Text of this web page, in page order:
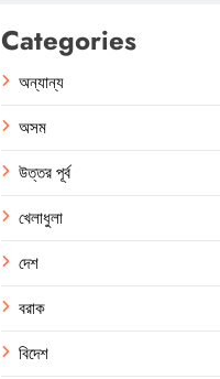
Categories
অন্যান্য
অসম
উত্তর পূর্ব
খেলাধুলা
দেশ
বরাক
বিদেশ